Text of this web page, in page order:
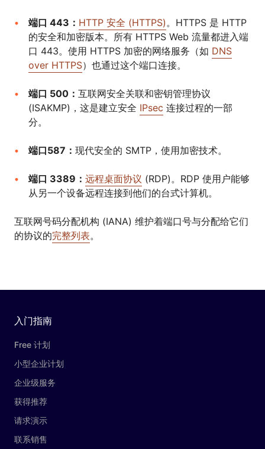
端口 443： HTTP 安全 (HTTPS)。HTTPS 是 HTTP
的安全和加密版本。所有 HTTPS Web 流量都进入端
口 443。使用 HTTPS 加密的网络服务（如 DNS
over HTTPS）也通过这个端口连接。
端口 500： 互联网安全关联和密钥管理协议
(ISAKMP)，这是建立安全 IPsec 连接过程的一部
分。
端口587： 现代安全的 SMTP，使用加密技术。
端口 3389： 远程桌面协议 (RDP)。RDP 使用户能够
从另一个设备远程连接到他们的台式计算机。
互联网号码分配机构 (IANA) 维护着端口号与分配给它们
的协议的完整列表。
入门指南
Free 计划
小型企业计划
企业级服务
获得推荐
请求演示
联系销售